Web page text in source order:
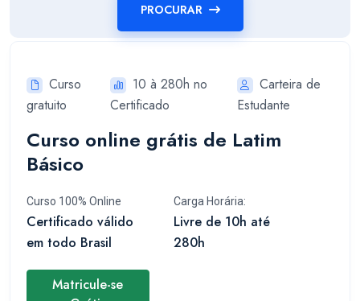
PROCURAR
Curso
gratuito
10 à 280h no
Certificado
Carteira de
Estudante
Curso online grátis de Latim
Básico
Curso 100% Online
Certificado válido
em todo Brasil
Carga Horária:
Livre de 10h até
280h
Matricule-se